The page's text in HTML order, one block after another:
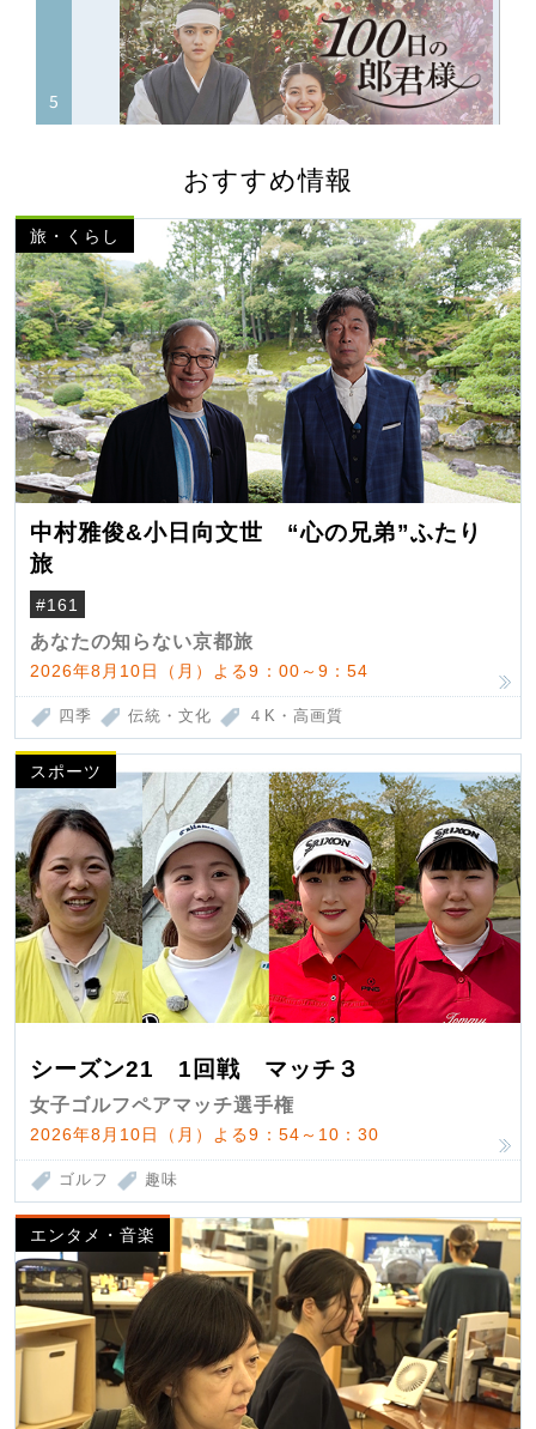
おすすめ情報
旅・くらし
中村雅俊&小日向文世 “心の兄弟”ふたり
旅
#161
あなたの知らない京都旅
2026年8月10日（月）よる9：00～9：54
四季 伝統・文化 ４K・高画質
スポーツ
シーズン21 1回戦 マッチ３
女子ゴルフペアマッチ選手権
2026年8月10日（月）よる9：54～10：30
ゴルフ 趣味
エンタメ・音楽